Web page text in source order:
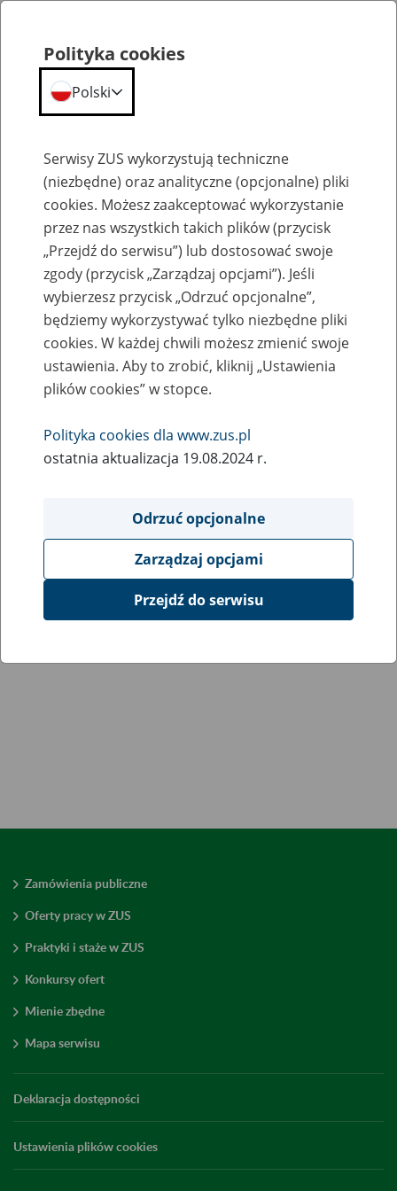
Kalendarium
Zamówienia publiczne
Oferty pracy w ZUS
Praktyki i staże w ZUS
Konkursy ofert
Mienie zbędne
Mapa serwisu
Deklaracja dostępności
Ustawienia plików cookies
Polityka cookies
Polski
Serwisy ZUS wykorzystują techniczne
(niezbędne) oraz analityczne (opcjonalne) pliki
cookies. Możesz zaakceptować wykorzystanie
przez nas wszystkich takich plików (przycisk
„Przejdź do serwisu”) lub dostosować swoje
zgody (przycisk „Zarządzaj opcjami”). Jeśli
wybierzesz przycisk „Odrzuć opcjonalne”,
będziemy wykorzystywać tylko niezbędne pliki
cookies. W każdej chwili możesz zmienić swoje
ustawienia. Aby to zrobić, kliknij „Ustawienia
plików cookies” w stopce.
Polityka cookies dla www.zus.pl
ostatnia aktualizacja 19.08.2024 r.
Odrzuć opcjonalne
Zarządzaj opcjami
Przejdź do serwisu